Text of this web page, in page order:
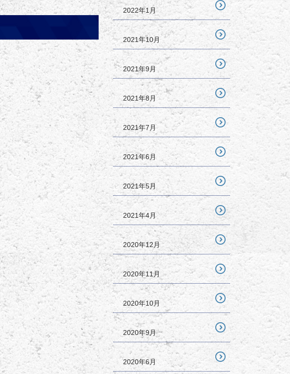
2022年1月
2021年10月
2021年9月
2021年8月
2021年7月
2021年6月
2021年5月
2021年4月
2020年12月
2020年11月
2020年10月
2020年9月
2020年6月